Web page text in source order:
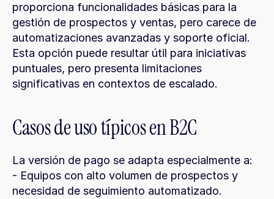
proporciona funcionalidades básicas para la
gestión de prospectos y ventas, pero carece de
automatizaciones avanzadas y soporte oficial.
Esta opción puede resultar útil para iniciativas
puntuales, pero presenta limitaciones
significativas en contextos de escalado.
Casos de uso típicos en B2C
La versión de pago se adapta especialmente a:
- Equipos con alto volumen de prospectos y
necesidad de seguimiento automatizado.